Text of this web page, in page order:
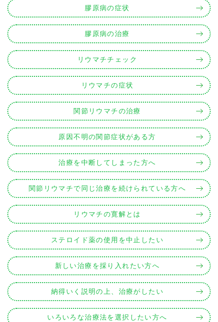
膠原病の症状
膠原病の治療
リウマチチェック
リウマチの症状
関節リウマチの治療
原因不明の関節症状がある方
治療を中断してしまった方へ
関節リウマチで同じ治療を続けられている方へ
リウマチの寛解とは
ステロイド薬の使用を中止したい
新しい治療を採り入れたい方へ
納得いく説明の上、治療がしたい
いろいろな治療法を選択したい方へ